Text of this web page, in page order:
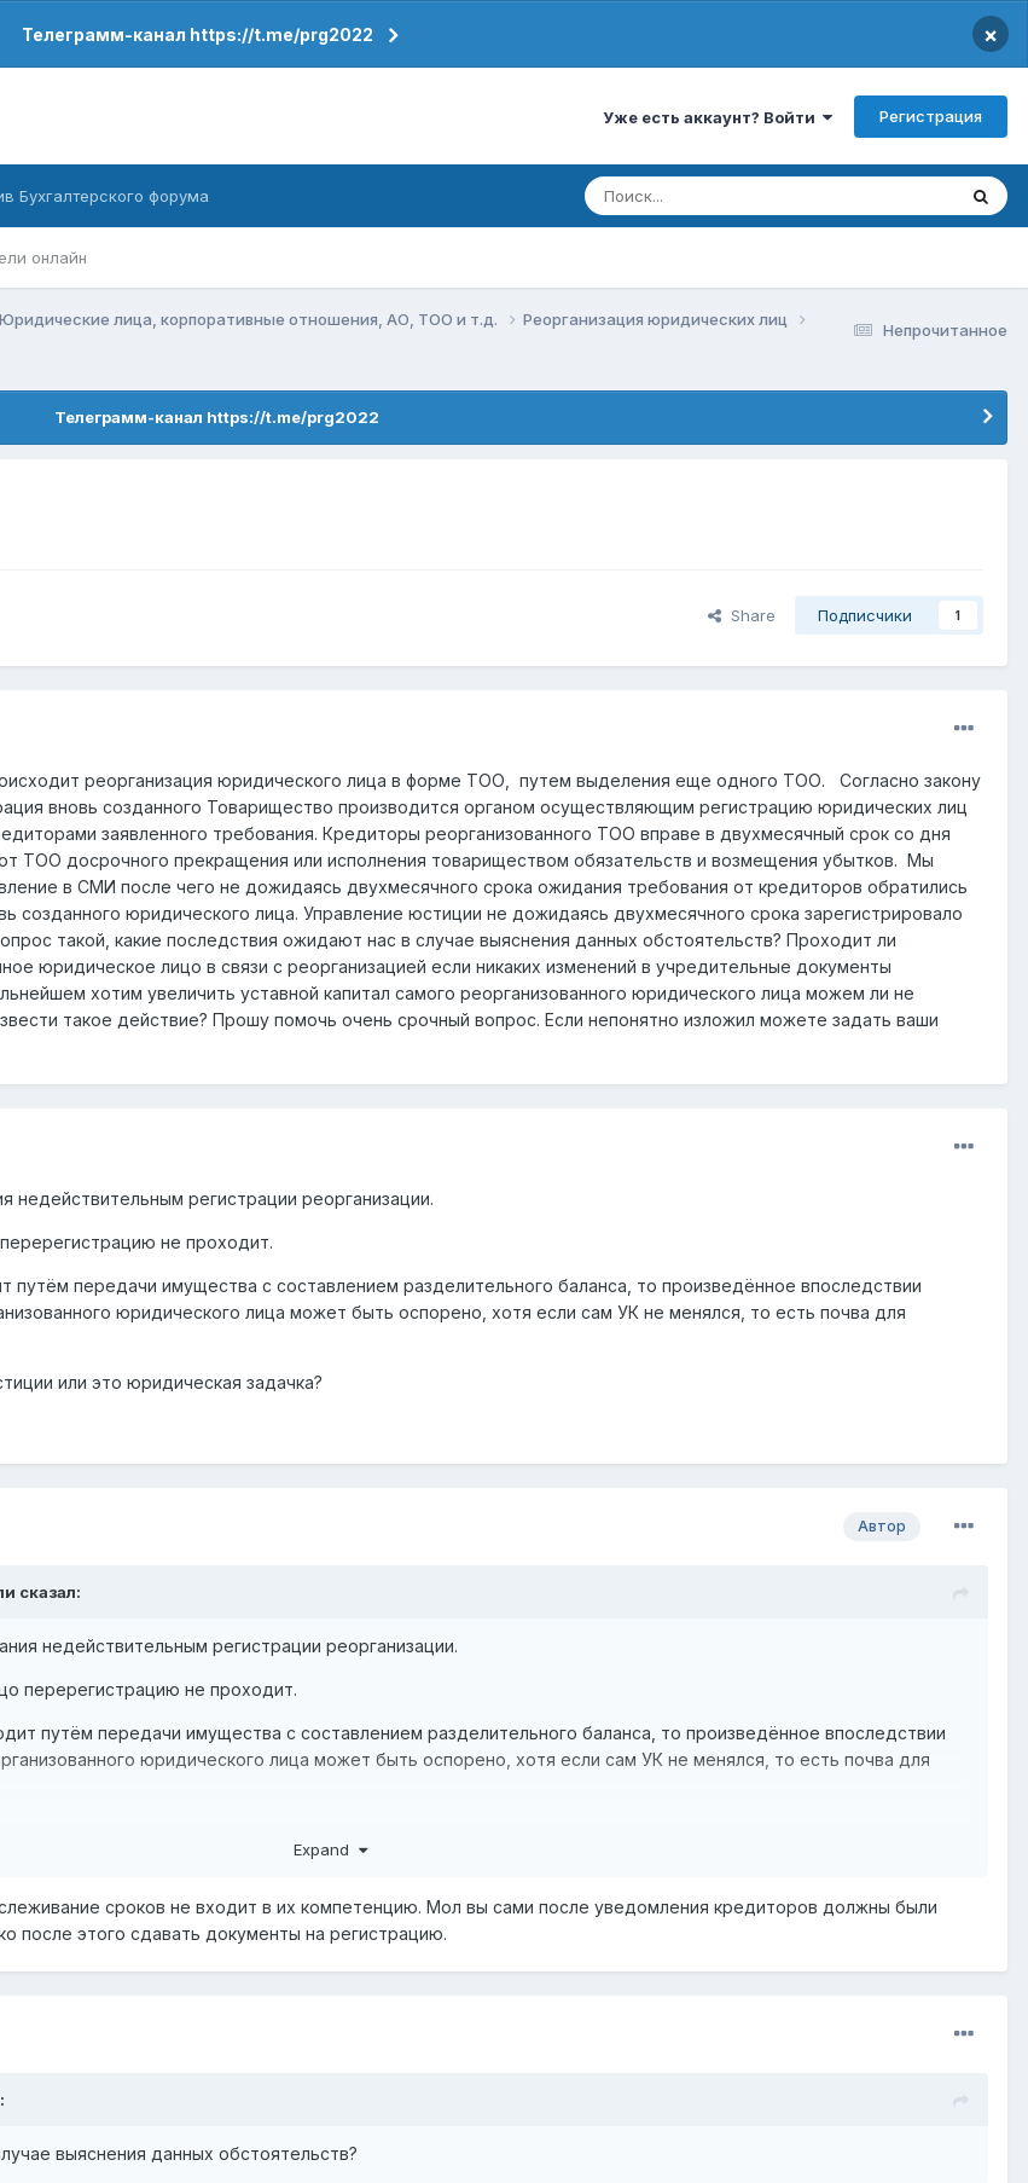
Телеграмм-канал https://t.me/prg2022 ×
Уже есть аккаунт? Войти Регистрация
онлайн
Бухгалтерского форума
Непрочитанное
Юридические лица, корпоративные отношения, АО, ТОО и т.д.
Реорганизация юридических лиц
Телеграмм-канал https://t.me/prg2022
Share Подписчики 1
реорганизация юридического лица в форме ТОО, путем выделения еще одного ТОО. Согласно закону
вновь созданного Товарищество производится органом осуществляющим регистрацию юридических лиц
заявленного требования. Кредиторы реорганизованного ТОО вправе в двухмесячный срок со дня
ТОО досрочного прекращения или исполнения товариществом обязательств и возмещения убытков. Мы
в СМИ после чего не дожидаясь двухмесячного срока ожидания требования от кредиторов обратились
созданного юридического лица. Управление юстиции не дожидаясь двухмесячного срока зарегистрировало
такой, какие последствия ожидают нас в случае выяснения данных обстоятельств? Проходит ли
юридическое лицо в связи с реорганизацией если никаких изменений в учредительные документы
хотим увеличить уставной капитал самого реорганизованного юридического лица можем ли не
такое действие? Прошу помочь очень срочный вопрос. Если непонятно изложил можете задать ваши
недействительным регистрации реорганизации.
не проходит.
путём передачи имущества с составлением разделительного баланса, то произведённое впоследствии
юридического лица может быть оспорено, хотя если сам УК не менялся, то есть почва для
или это юридическая задачка?
Автор
сказал:
недействительным регистрации реорганизации.
перерегистрацию не проходит.
путём передачи имущества с составлением разделительного баланса, то произведённое впоследствии
юридического лица может быть оспорено, хотя если сам УК не менялся, то есть почва для
Expand
сроков не входит в их компетенцию. Мол вы сами после уведомления кредиторов должны были
после этого сдавать документы на регистрацию.
выяснения данных обстоятельств?